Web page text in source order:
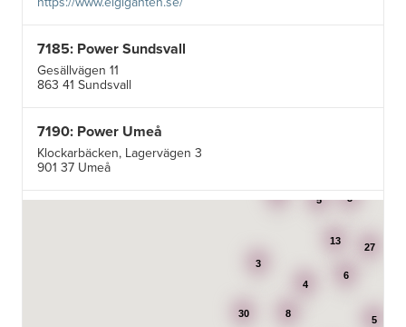
7185: Power Sundsvall
Gesällvägen 11
863 41 Sundsvall
7190: Power Umeå
Klockarbäcken, Lagervägen 3
901 37 Umeå
AB Karl Hedin Bygghandel - Edsbyn
30
27
8
6
13
3
4
5
3
5